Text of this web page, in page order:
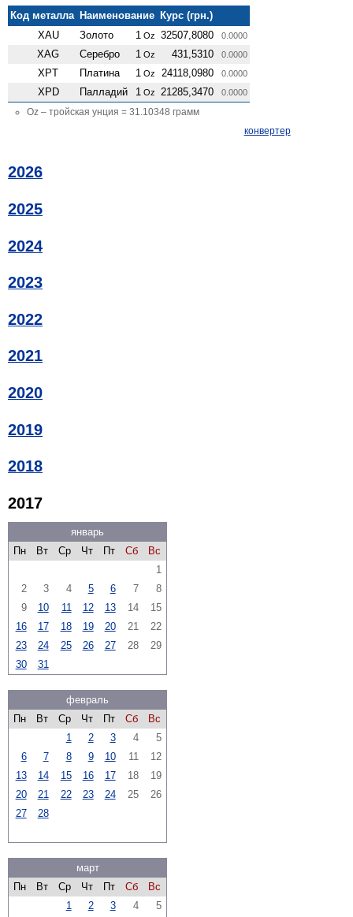
Код металла Наименование Курс (грн.)
XAU
Золото 1 Oz 32507,8080 0.0000
XAG Серебро 1 Oz 431,5310 0.0000
XPT Платина 1 Oz 24118,0980 0.0000
XPD Палладий 1 Oz 21285,3470 0.0000
Oz – тройская унция = 31.10348 грамм
конвертер
2026
2025
2024
2023
2022
2021
2020
2019
2018
2017
январь
Пн
Вт Ср Чт Пт Сб
Вс
1
2
3 4 5 6 7
8
9
10 11 12 13 14
15
16
17 18 19 20 21
22
23
24 25 26 27 28
29
30
31
февраль
Пн
Вт Ср Чт Пт Сб
Вс
1
2 3 4
5
6
7 8 9 10 11
12
13
14 15 16 17 18
19
20
21 22 23 24 25
26
27
28
март
Пн
Вт Ср Чт Пт Сб
Вс
1
2 3 4
5